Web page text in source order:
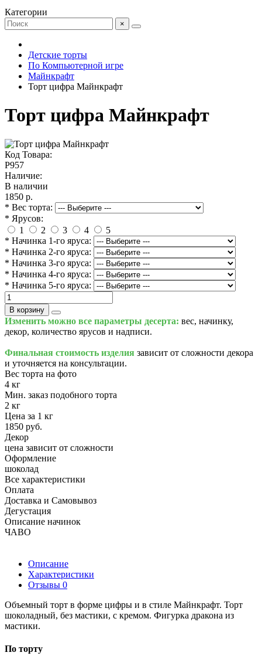
Категории
×
Детские торты
По Компьютерной игре
Майнкрафт
Торт цифра Майнкрафт
Торт цифра Майнкрафт
Код Товара:
P957
Наличие:
В наличии
1850 р.
* Вес торта:
* Ярусов:
1
2 3 4
5
* Начинка 1-го яруса:
* Начинка 2-го яруса:
* Начинка 3-го яруса:
* Начинка 4-го яруса:
* Начинка 5-го яруса:
В корзину
Изменить можно все параметры десерта: вес, начинку,
декор, количество ярусов и надписи.
Финальная стоимость изделия зависит от сложности декора
и уточняется на консультации.
Вес торта на фото
4 кг
Мин. заказ подобного торта
2 кг
Цена за 1 кг
1850 руб.
Декор
цена зависит от сложности
Оформление
шоколад
Все характеристики
Оплата
Доставка и Самовывоз
Дегустация
Описание начинок
ЧАВО
Описание
Характеристики
Отзывы 0
Объемный торт в форме цифры и в стиле Майнкрафт. Торт
шоколадный, без мастики, с кремом. Фигурка дракона из
мастики.
По торту